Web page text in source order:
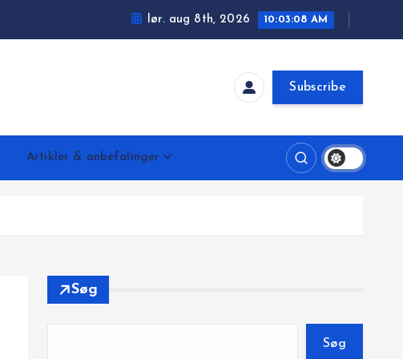
lør. aug 8th, 2026 10:03:09 AM
Subscribe
Artikler & anbefalinger
Søg
Søg